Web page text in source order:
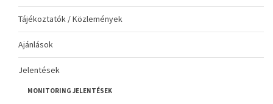
Tájékoztatók / Közlemények
Ajánlások
Jelentések
MONITORING JELENTÉSEK